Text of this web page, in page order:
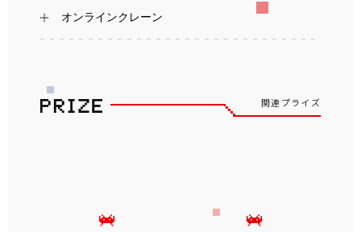
オンラインクレーン
関連プライズ